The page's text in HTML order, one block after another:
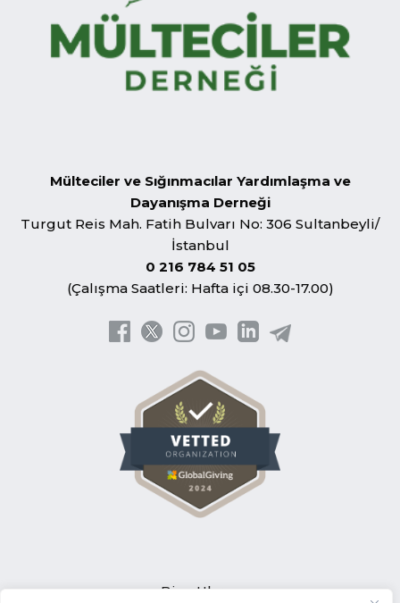
Mülteciler ve Sığınmacılar Yardımlaşma ve
Dayanışma Derneği
Turgut Reis Mah. Fatih Bulvarı No: 306 Sultanbeyli/
İstanbul
0 216 784 51 05
(Çalışma Saatleri: Hafta içi 08.30-17.00)
Bize Ulaşın